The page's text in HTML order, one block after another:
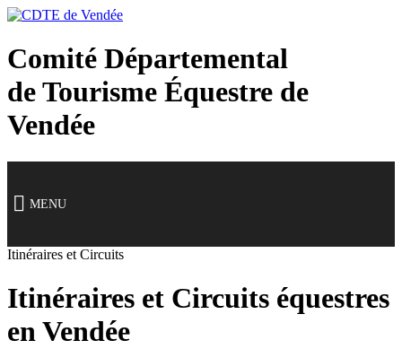
Comité Départemental
de Tourisme Équestre de
Vendée
MENU
Itinéraires et Circuits
Itinéraires et Circuits équestres
en Vendée
Panneau de gestion des cookies